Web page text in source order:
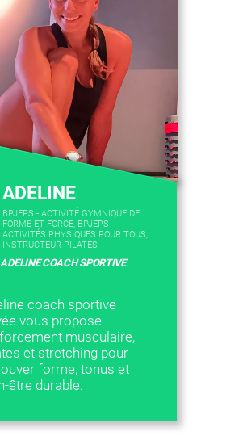
ADELINE
BPJEPS - ACTIVITÉ GYMNIQUE DE
FORME ET FORCE, BPJEPS -
ACTIVITÉS PHYSIQUES POUR TOUS,
INSTRUCTEUR PILATES
ADELINE COACH SPORTIVE
coach sportive
vous propose
musculaire,
et stretching pour
forme, tonus et
être durable.